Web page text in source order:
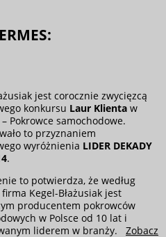
jest corocznie zwycięzcą
konkursu Laur Klienta w
Pokrowce samochodowe.
to przyznaniem
wyróżnienia LIDER DEKADY
.
to potwierdza, że według
Kegel-Błażusiak jest
producentem pokrowców
w Polsce od 10 lat i
liderem w branży. Zobacz